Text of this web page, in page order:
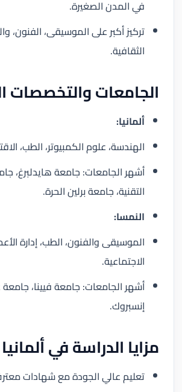
في المدن الصغيرة.
تركيز أكبر على الموسيقى، الفنون،
الثقافية.
الجامعات والتخصصات
ألمانيا:
الهندسة، علوم الكمبيوتر، الطب،
أشهر الجامعات: جامعة هايدلبرغ،
التقنية، جامعة برلين الحرة.
النمسا:
الموسيقى والفنون، الطب، إدارة
الاجتماعية.
أشهر الجامعات: جامعة فيينا،
إنسبروك.
مزايا الدراسة في ألمانيا
تعليم عالي الجودة مع شهادات